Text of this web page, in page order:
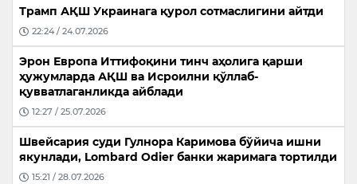
Трамп АҚШ Украинага қурол сотмаслигини айтди
22:24 / 24.07.2026
Эрон Европа Иттифоқини тинч аҳолига қарши
ҳужумларда АҚШ ва Исроилни қўллаб-
қувватлаганликда айблади
12:27 / 25.07.2026
Швейсария суди Гулнора Каримова бўйича ишни
якунлади, Lombard Odier банки жаримага тортилди
15:21 / 28.07.2026